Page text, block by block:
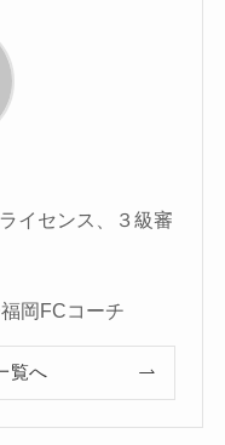
イセンス、３級審
岡FCコーチ
覧へ